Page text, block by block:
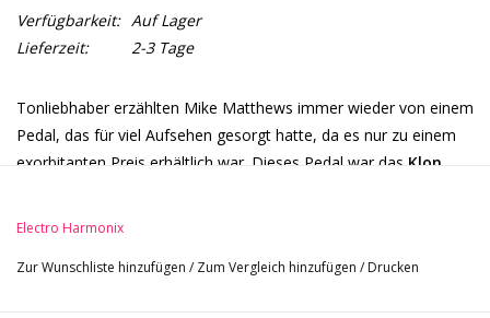
Verfügbarkeit: Auf Lager
Lieferzeit:
2-3 Tage
Tonliebhaber erzählten Mike Matthews immer wieder von einem
Pedal, das für viel Aufsehen gesorgt hatte, da es nur zu einem
exorbitanten Preis erhältlich war. Dieses Pedal war das Klon
Da Mike daran glaubt, großartige Werkzeuge auch hungrigen
Team damit, eine erschwingliche Alternative zu entwickeln – und
Electro Harmonix
Zur Wunschliste hinzufügen / Zum Vergleich hinzufügen / Drucken